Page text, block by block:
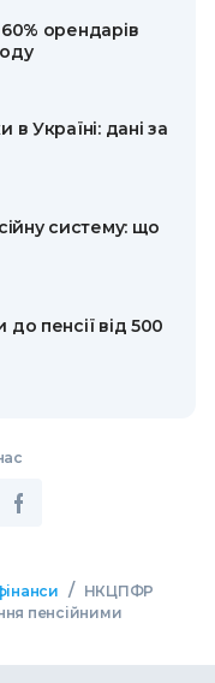
орендарів
Україні: дані за
систему: що
пенсії від 500
/
НКЦПФР
пенсійними